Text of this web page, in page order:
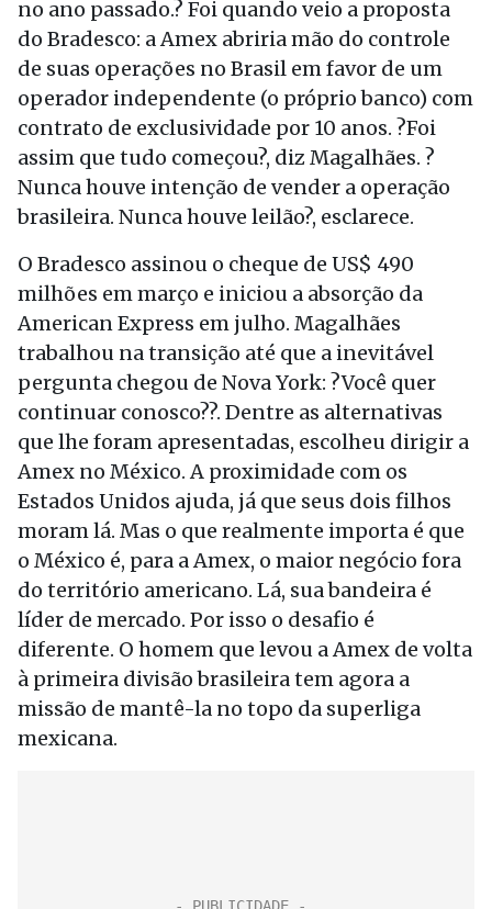
no ano passado.? Foi quando veio a proposta
do Bradesco: a Amex abriria mão do controle
de suas operações no Brasil em favor de um
operador independente (o próprio banco) com
contrato de exclusividade por 10 anos. ?Foi
assim que tudo começou?, diz Magalhães. ?
Nunca houve intenção de vender a operação
brasileira. Nunca houve leilão?, esclarece.
O Bradesco assinou o cheque de US$ 490
milhões em março e iniciou a absorção da
American Express em julho. Magalhães
trabalhou na transição até que a inevitável
pergunta chegou de Nova York: ?Você quer
continuar conosco??. Dentre as alternativas
que lhe foram apresentadas, escolheu dirigir a
Amex no México. A proximidade com os
Estados Unidos ajuda, já que seus dois filhos
moram lá. Mas o que realmente importa é que
o México é, para a Amex, o maior negócio fora
do território americano. Lá, sua bandeira é
líder de mercado. Por isso o desafio é
diferente. O homem que levou a Amex de volta
à primeira divisão brasileira tem agora a
missão de mantê-la no topo da superliga
mexicana.